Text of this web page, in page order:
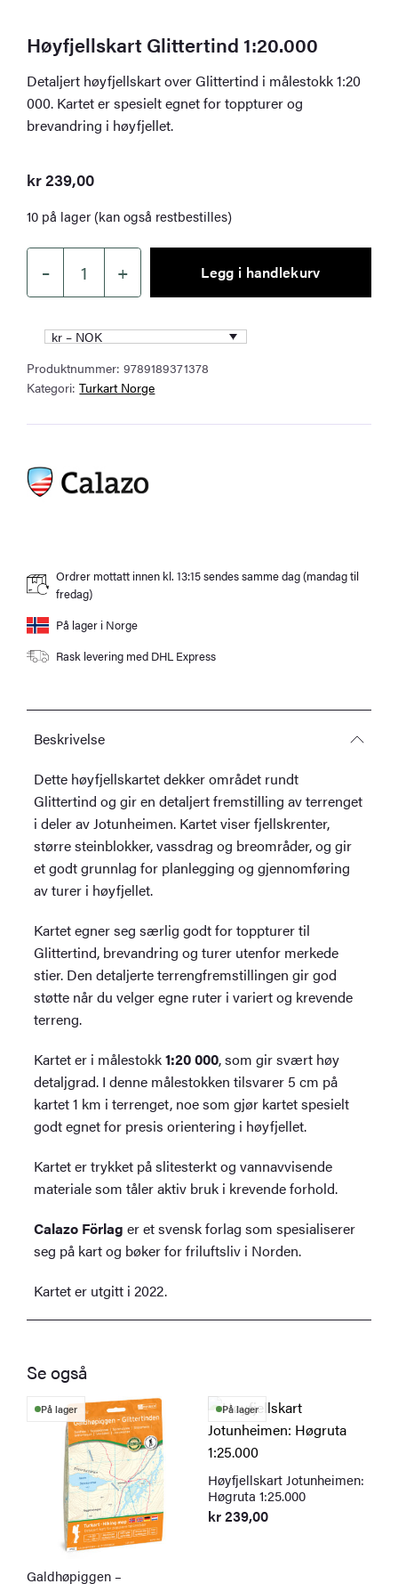
Høyfjellskart Glittertind 1:20.000
Detaljert høyfjellskart over Glittertind i målestokk 1:20
000. Kartet er spesielt egnet for toppturer og
brevandring i høyfjellet.
kr239,00
10 på lager (kan også restbestilles)
–
Høyfjellskart
Glittertind
1:20.000
antall
+ Legg i handlekurv
kr – NOK
Produktnummer:9789189371378
Kategori:Turkart Norge
Ordrer mottatt innen kl. 13:15 sendes samme dag (mandag til
fredag)
På lager i Norge
Rask levering med DHL Express
Beskrivelse
Dette høyfjellskartet dekker området rundt
Glittertind og gir en detaljert fremstilling av terrenget
i deler av Jotunheimen. Kartet viser fjellskrenter,
større steinblokker, vassdrag og breområder, og gir
et godt grunnlag for planlegging og gjennomføring
av turer i høyfjellet.
Kartet egner seg særlig godt for toppturer til
Glittertind, brevandring og turer utenfor merkede
stier. Den detaljerte terrengfremstillingen gir god
støtte når du velger egne ruter i variert og krevende
terreng.
Kartet er i målestokk1:20 000, som gir svært høy
detaljgrad. I denne målestokken tilsvarer 5 cm på
kartet 1 km i terrenget, noe som gjør kartet spesielt
godt egnet for presis orientering i høyfjellet.
Kartet er trykket på slitesterkt og vannavvisende
materiale som tåler aktiv bruk i krevende forhold.
Calazo Förlag er et svensk forlag som spesialiserer
seg på kart og bøker for friluftsliv i Norden.
Kartet er utgitt i 2022.
Se også
På lager
Galdhøpiggen –
På lager
Høyfjellskart Jotunheimen:
Høgruta 1:25.000
kr239,00